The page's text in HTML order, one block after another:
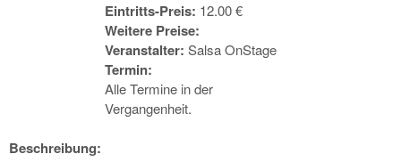
Eintritts-Preis: 12.00 €
Weitere Preise:
Veranstalter: Salsa OnStage
Termin:
Alle Termine in der
Vergangenheit.
Beschreibung: